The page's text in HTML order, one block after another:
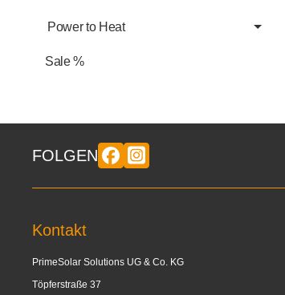
Power to Heat
Sale %
FOLGEN
Kontakt
PrimeSolar Solutions UG & Co. KG
Töpferstraße 37